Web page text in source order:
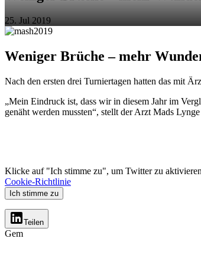
25. Jul 2019
Weniger Brüche – mehr
Nach den ersten drei Turniertagen hatten das mit
„Mein Eindruck ist, dass wir in diesem Jahr im
genäht werden mussten“, stellt der Arzt Mads
Klicke auf "Ich stimme zu", um Twitter zu aktivieren
Cookie-Richtlinie
Ich stimme zu
Teilen
Gem